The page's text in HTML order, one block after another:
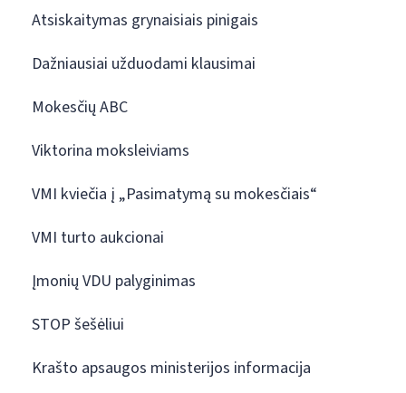
Atsiskaitymas grynaisiais pinigais
Dažniausiai užduodami klausimai
Mokesčių ABC
Viktorina moksleiviams
VMI kviečia į „Pasimatymą su mokesčiais“
VMI turto aukcionai
Įmonių VDU palyginimas
STOP šešėliui
Krašto apsaugos ministerijos informacija